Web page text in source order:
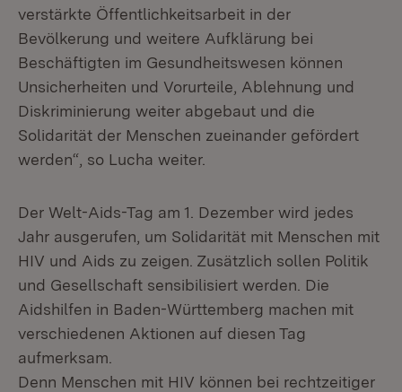
verstärkte Öffentlichkeitsarbeit in der
Bevölkerung und weitere Aufklärung bei
Beschäftigten im Gesundheitswesen können
Unsicherheiten und Vorurteile, Ablehnung und
Diskriminierung weiter abgebaut und die
Solidarität der Menschen zueinander gefördert
werden“, so Lucha weiter.
Der Welt-Aids-Tag am 1. Dezember wird jedes
Jahr ausgerufen, um Solidarität mit Menschen mit
HIV und Aids zu zeigen. Zusätzlich sollen Politik
und Gesellschaft sensibilisiert werden. Die
Aidshilfen in Baden-Württemberg machen mit
verschiedenen Aktionen auf diesen Tag
aufmerksam.
Denn Menschen mit HIV können bei rechtzeitiger